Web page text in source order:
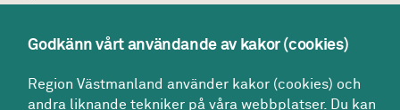
Facebook
LinkedIn
Godkänn vårt användande av kakor (cookies)
Region Västmanland använder kakor (cookies) och
andra liknande tekniker på våra webbplatser. Du kan